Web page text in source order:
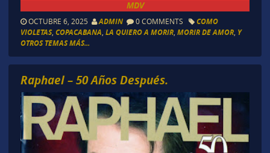
MDV
OCTUBRE 6, 2025 ADMIN 0 COMMENTS
COMO
VIOLETAS, COPACABANA LA QUIERO A MORIR, MORIR DE AMOR, Y
OTROS TEMAS MÁS...
Raphael – 50 Años Después.